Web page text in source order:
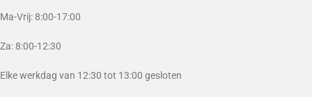
Ma-Vrij: 8:00-17:00
Za: 8:00-12:30
Elke werkdag van 12:30 tot 13:00 gesloten